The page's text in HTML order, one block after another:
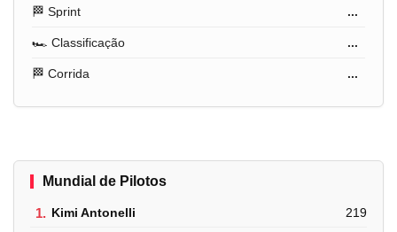
🏁 Sprint ...
🏎️ Classificação ...
🏁 Corrida ...
Mundial de Pilotos
1. Kimi Antonelli 219